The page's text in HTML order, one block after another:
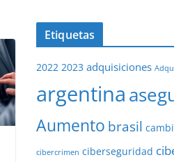
Etiquetas
2022 2023 adquisiciones
argentina
Aumento brasil
cibercrimen ciberseguridad